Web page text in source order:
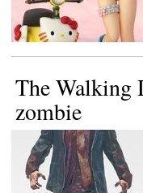
The Walking
zombie